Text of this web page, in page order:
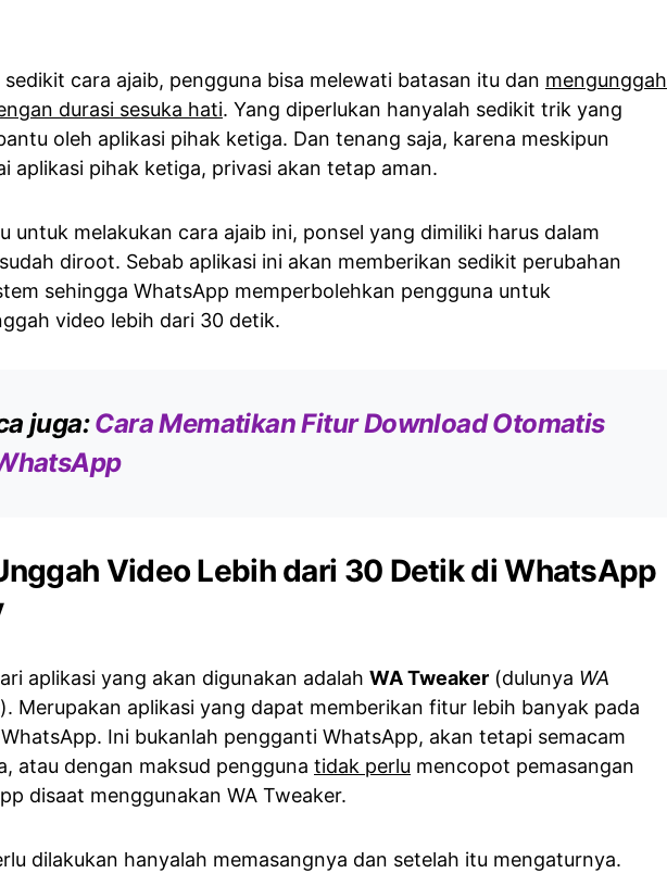
sedikit cara ajaib, pengguna bisa melewati batasan itu dan mengunggah
durasi sesuka hati. Yang diperlukan hanyalah sedikit trik yang
oleh aplikasi pihak ketiga. Dan tenang saja, karena meskipun
aplikasi pihak ketiga, privasi akan tetap aman.
untuk melakukan cara ajaib ini, ponsel yang dimiliki harus dalam
diroot. Sebab aplikasi ini akan memberikan sedikit perubahan
sehingga WhatsApp memperbolehkan pengguna untuk
video lebih dari 30 detik.
juga:Cara Mematikan Fitur Download Otomatis
Video Lebih dari 30 Detik di WhatsApp
aplikasi yang akan digunakan adalah WA Tweaker (dulunya WA
). Merupakan aplikasi yang dapat memberikan fitur lebih banyak pada
Ini bukanlah pengganti WhatsApp, akan tetapi semacam
atau dengan maksud pengguna tidak perlu mencopot pemasangan
disaat menggunakan WA Tweaker.
dilakukan hanyalah memasangnya dan setelah itu mengaturnya.